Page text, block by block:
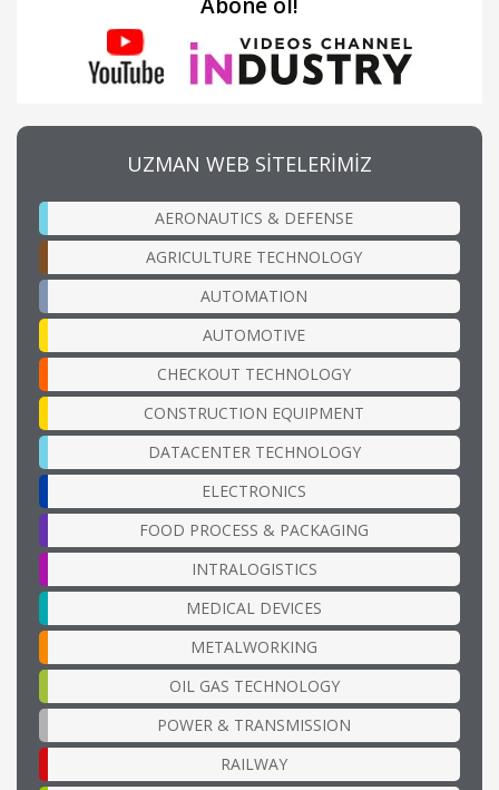
UZMAN WEB SİTELERİMİZ
AERONAUTICS & DEFENSE
AGRICULTURE TECHNOLOGY
AUTOMATION
AUTOMOTIVE
CHECKOUT TECHNOLOGY
CONSTRUCTION EQUIPMENT
DATACENTER TECHNOLOGY
ELECTRONICS
FOOD PROCESS & PACKAGING
INTRALOGISTICS
MEDICAL DEVICES
METALWORKING
OIL GAS TECHNOLOGY
POWER & TRANSMISSION
RAILWAY